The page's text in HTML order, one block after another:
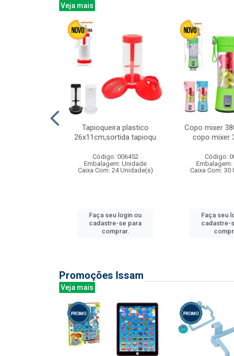
Veja mais
Tapioqueira plastico
26x11cm,sortida tapioqu
Código: 006452
Embalagem: Unidade
Caixa Com: 24 Unidade(s)
Faça seu login ou
cadastre-se para
comprar.
Copo mixer
copo mixer
Código:
Caixa Com: 30
Faça seu
cadastre-
Promoções Issam
Veja mais